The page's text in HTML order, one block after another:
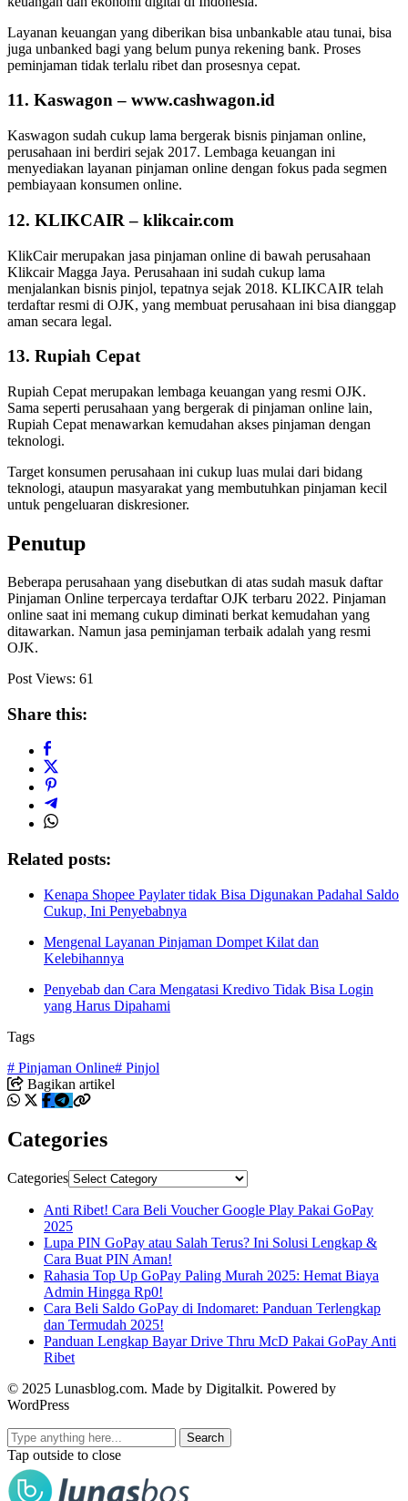
Layanan keuangan yang diberikan bisa unbankable atau tunai, bisa
juga unbanked bagi yang belum punya rekening bank. Proses
peminjaman tidak terlalu ribet dan prosesnya cepat.
11. Kaswagon – www.cashwagon.id
Kaswagon sudah cukup lama bergerak bisnis pinjaman online,
perusahaan ini berdiri sejak 2017. Lembaga keuangan ini
menyediakan layanan pinjaman online dengan fokus pada segmen
pembiayaan konsumen online.
12. KLIKCAIR – klikcair.com
KlikCair merupakan jasa pinjaman online di bawah perusahaan
Klikcair Magga Jaya. Perusahaan ini sudah cukup lama
menjalankan bisnis pinjol, tepatnya sejak 2018. KLIKCAIR telah
terdaftar resmi di OJK, yang membuat perusahaan ini bisa dianggap
aman secara legal.
13. Rupiah Cepat
Rupiah Cepat merupakan lembaga keuangan yang resmi OJK.
Sama seperti perusahaan yang bergerak di pinjaman online lain,
Rupiah Cepat menawarkan kemudahan akses pinjaman dengan
teknologi.
Target konsumen perusahaan ini cukup luas mulai dari bidang
teknologi, ataupun masyarakat yang membutuhkan pinjaman kecil
untuk pengeluaran diskresioner.
Penutup
Beberapa perusahaan yang disebutkan di atas sudah masuk daftar
Pinjaman Online terpercaya terdaftar OJK terbaru 2022. Pinjaman
online saat ini memang cukup diminati berkat kemudahan yang
ditawarkan. Namun jasa peminjaman terbaik adalah yang resmi
OJK.
Post Views: 61
Share this:
Related posts:
Kenapa Shopee Paylater tidak Bisa Digunakan Padahal Saldo
Cukup, Ini Penyebabnya
Mengenal Layanan Pinjaman Dompet Kilat dan
Kelebihannya
Penyebab dan Cara Mengatasi Kredivo Tidak Bisa Login
yang Harus Dipahami
Tags
# Pinjaman Online# Pinjol
Bagikan artikel
Categories
Categories
Anti Ribet! Cara Beli Voucher Google Play Pakai GoPay
2025
Lupa PIN GoPay atau Salah Terus? Ini Solusi Lengkap &
Cara Buat PIN Aman!
Rahasia Top Up GoPay Paling Murah 2025: Hemat Biaya
Admin Hingga Rp0!
Cara Beli Saldo GoPay di Indomaret: Panduan Terlengkap
dan Termudah 2025!
Panduan Lengkap Bayar Drive Thru McD Pakai GoPay Anti
Ribet
© 2025 Lunasblog.com. Made by Digitalkit. Powered by
WordPress
Search
Tap outside to close